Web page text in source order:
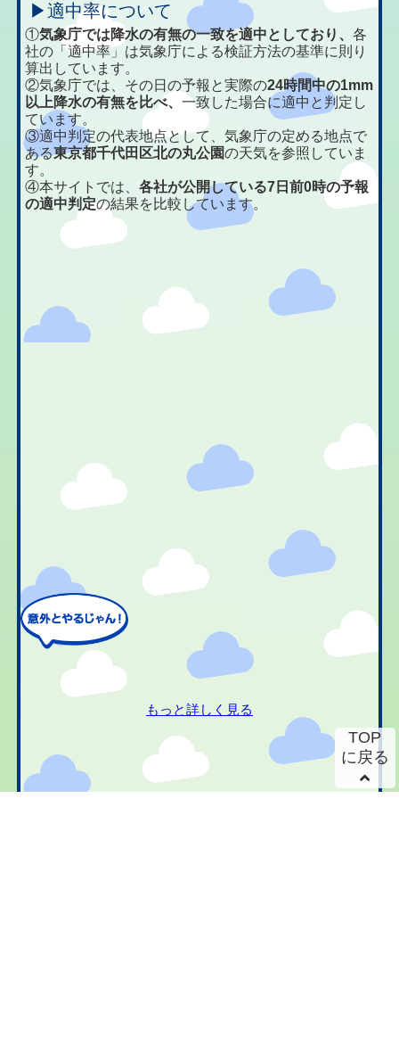
▶適中率について
①気象庁では降水の有無の一致を適中としており、各
社の「適中率」は気象庁による検証方法の基準に則り
算出しています。
②気象庁では、その日の予報と実際の24時間中の1mm
以上降水の有無を比べ、一致した場合に適中と判定し
ています。
③適中判定の代表地点として、気象庁の定める地点で
ある東京都千代田区北の丸公園の天気を参照していま
す。
④本サイトでは、各社が公開している7日前0時の予報
の適中判定の結果を比較しています。
もっと詳しく見る
TOP
に戻る